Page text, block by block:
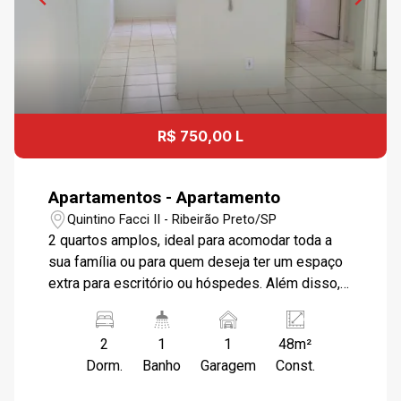
R$ 750,00 L
Apartamentos - Apartamento
Quintino Facci II - Ribeirão Preto/SP
2 quartos amplos, ideal para acomodar toda a
sua família ou para quem deseja ter um espaço
extra para escritório ou hóspedes. Além disso, o
proporcionando mais comodidade e segurança
para seu veículo, condominio não possui gas
encanado. CONDOMÍNIO POSSUI PORTARIA 24
2
Dorm.
1
Banho
1
Garagem
48m²
Const.